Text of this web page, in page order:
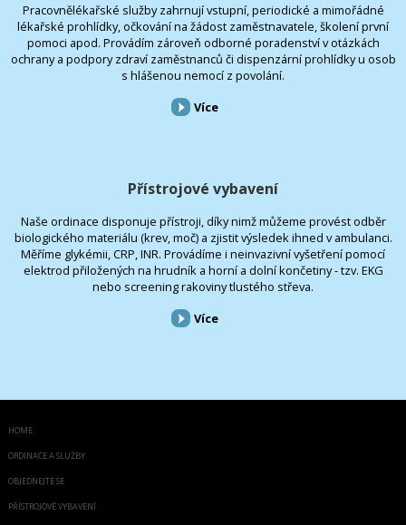
Pracovnělékařské služby zahrnují vstupní, periodické a mimořádné
lékařské prohlídky, očkování na žádost zaměstnavatele, školení první
pomoci apod. Provádím zároveň odborné poradenství v otázkách
ochrany a podpory zdraví zaměstnanců či dispenzární prohlídky u osob
s hlášenou nemocí z povolání.
Více
Přístrojové vybavení
Naše ordinace disponuje přístroji, díky nimž můžeme provést odběr
biologického materiálu (krev, moč) a zjistit výsledek ihned v ambulanci.
Měříme glykémii, CRP, INR. Provádíme i neinvazivní vyšetření pomocí
elektrod přiložených na hrudník a horní a dolní končetiny - tzv. EKG
nebo screening rakoviny tlustého střeva.
Více
HOME
ORDINACE A SLUŽBY
OBJEDNEJTE SE
PŘÍSTROJOVÉ VYBAVENÍ